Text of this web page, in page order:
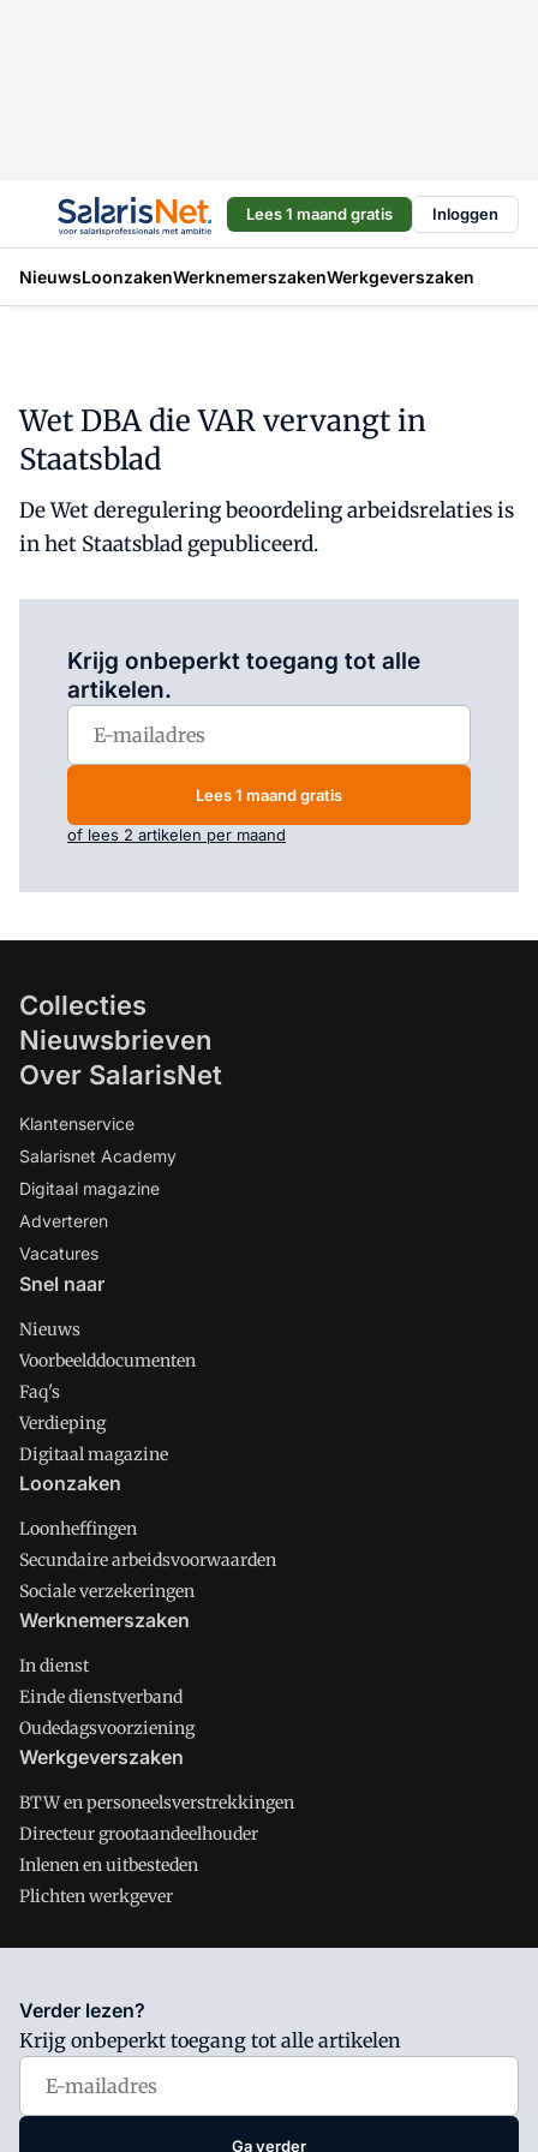
Lees 1 maand gratis Inloggen
NieuwsLoonzakenWerknemerszakenWerkgeverszaken
Wet DBA die VAR vervangt in
Staatsblad
De Wet deregulering beoordeling arbeidsrelaties is
in het Staatsblad gepubliceerd.
Krijg onbeperkt toegang tot alle
artikelen.
Lees 1 maand gratis
of lees 2 artikelen per maand
Collecties
Nieuwsbrieven
Over SalarisNet
Klantenservice
Salarisnet Academy
Digitaal magazine
Adverteren
Vacatures
Snel naar
Nieuws
Voorbeelddocumenten
Faq's
Verdieping
Digitaal magazine
Loonzaken
Loonheffingen
Secundaire arbeidsvoorwaarden
Sociale verzekeringen
Werknemerszaken
In dienst
Einde dienstverband
Oudedagsvoorziening
Werkgeverszaken
BTW en personeelsverstrekkingen
Directeur grootaandeelhouder
Inlenen en uitbesteden
Plichten werkgever
Salarisnet is onderdeel van VMN media. Lees in
waar VMN media voor staat. Op gebruik van deze site zijn de
volgende regelingen van toepassing:Algemene Voorwaarden
Privacy en Cookie beleid
Verder lezen?
Krijg onbeperkt toegang tot alle artikelen
Ga verder